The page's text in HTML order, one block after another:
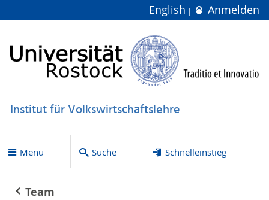
English Anmelden
Institut für Volkswirtschaftslehre
Menü Suche Schnelleinstieg
Team